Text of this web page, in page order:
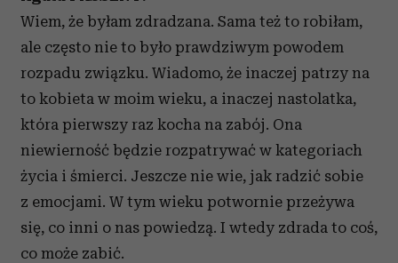
Wiem, że byłam zdradzana. Sama też to robiłam,
ale często nie to było prawdziwym powodem
rozpadu związku. Wiadomo, że inaczej patrzy na
to kobieta w moim wieku, a inaczej nastolatka,
która pierwszy raz kocha na zabój. Ona
niewierność będzie rozpatrywać w kategoriach
życia i śmierci. Jeszcze nie wie, jak radzić sobie
z emocjami. W tym wieku potwornie przeżywa
się, co inni o nas powiedzą. I wtedy zdrada to coś,
co może zabić.